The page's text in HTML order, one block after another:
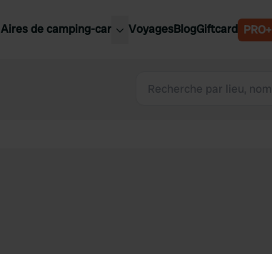
Aires de camping-car
Slovénie
VoyagesBlogGiftcard PRO+